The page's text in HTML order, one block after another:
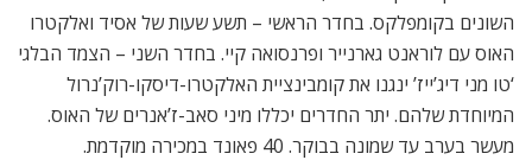
השונים בקומפלקס. בחדר הראשי – תשע שעות של אסיד ואלקטרו
האוס עם לוראנט גארנייר ופרנסואה קיי. בחדר השני – הצמד הבלגי
‘טו מני דיג’ייז’ ינגנו את קומבינציית האלקטרו-דיסקו-רוק’נרול
המיוחדת שלהם. יתר החדרים יכללו מיני סאב-ז’אנרים של האוס.
מעשר בערב עד שמונה בבוקר. 40 פאונד במכירה מוקדמת.